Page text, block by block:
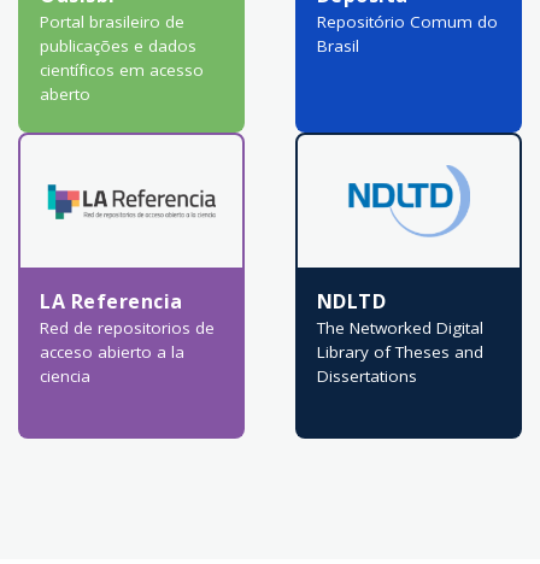
Portal brasileiro de
publicações e dados
científicos em acesso
aberto
Repositório Comum do
Brasil
LA Referencia
Red de repositorios de
acceso abierto a la
ciencia
NDLTD
The Networked Digital
Library of Theses and
Dissertations